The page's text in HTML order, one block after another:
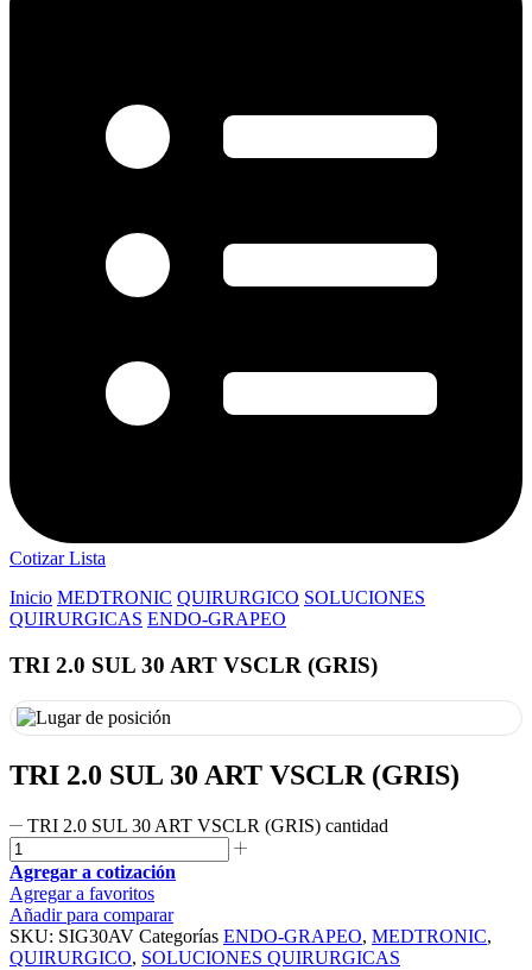
Cotizar Lista
Inicio MEDTRONIC QUIRURGICO SOLUCIONES
QUIRURGICAS ENDO-GRAPEO
TRI 2.0 SUL 30 ART VSCLR (GRIS)
TRI 2.0 SUL 30 ART VSCLR (GRIS)
TRI 2.0 SUL 30 ART VSCLR (GRIS) cantidad
Agregar a cotización
Agregar a favoritos
Añadir para comparar
SKU: SIG30AV Categorías ENDO-GRAPEO, MEDTRONIC,
QUIRURGICO, SOLUCIONES QUIRURGICAS